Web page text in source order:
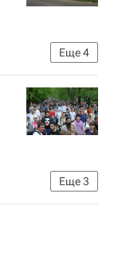
Еще4
Еще3